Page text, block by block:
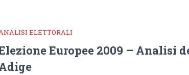
ELETTORALI
Europee 2009 – Analisi